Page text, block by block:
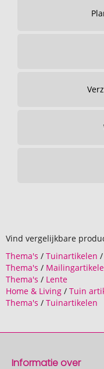
Vind vergelijkbare
Thema's / Tuinartikelen /
Thema's /
Thema's / Lente
Home & Living / Tuin
Thema's / Tuinartikelen
Informatie over